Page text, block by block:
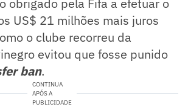
US$ 21 milhões mais juros
o clube recorreu da
evitou que fosse punido
ban.
CONTINUA
APÓS A
PUBLICIDADE